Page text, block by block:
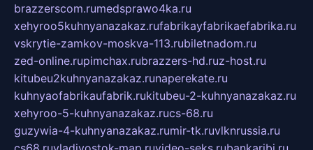
brazzerscom.rumedsprawo4ka.ru
xehyroo5kuhnyanazakaz.rufabrikayfabrikaefabrika.ru
vskrytie-zamkov-moskva-113.rubiletnadom.ru
zed-online.rupimchax.rubrazzers-hd.ruz-host.ru
kitubeu2kuhnyanazakaz.runaperekate.ru
kuhnyaofabrikaufabrik.rukitubeu-2-kuhnyanazakaz.ru
xehyroo-5-kuhnyanazakaz.rucs-68.ru
guzywia-4-kuhnyanazakaz.rumir-tk.ruvlknrussia.ru